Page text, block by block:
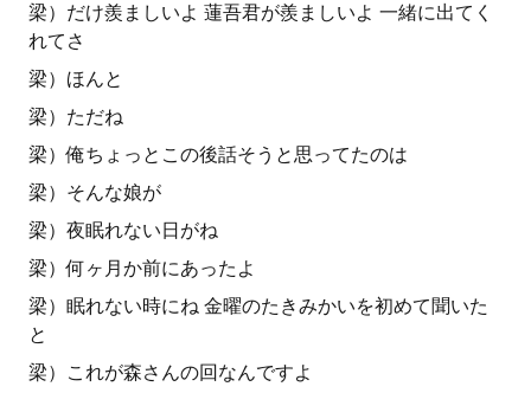
梁）だけ羨ましいよ 蓮吾君が羨ましいよ 一緒に出てく
れてさ
梁）ほんと
梁）ただね
梁）俺ちょっとこの後話そうと思ってたのは
梁）そんな娘が
梁）夜眠れない日がね
梁）何ヶ月か前にあったよ
梁）眠れない時にね 金曜のたきみかいを初めて聞いた
と
梁）これが森さんの回なんですよ